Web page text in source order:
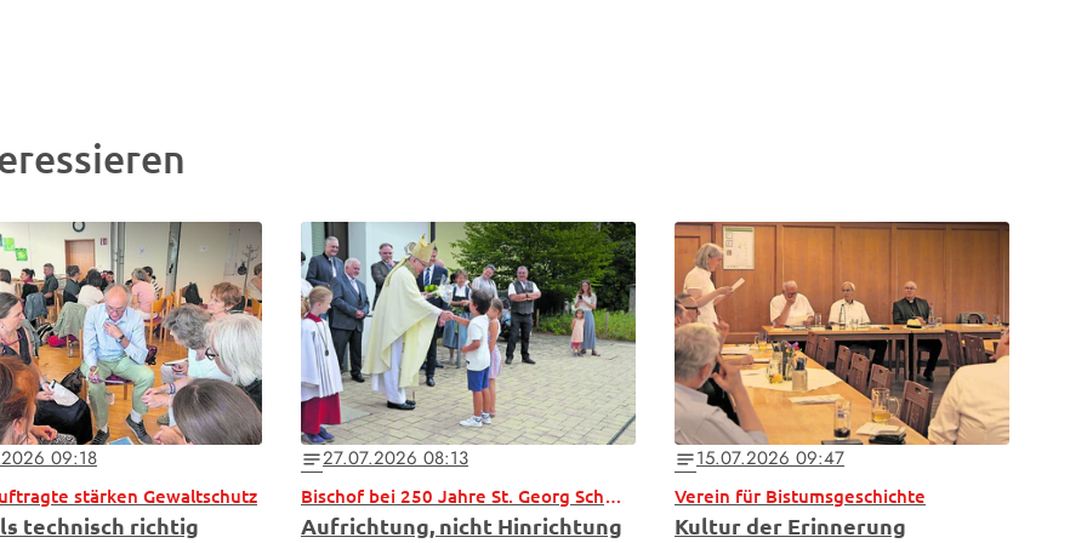
09:18
stärken Gewaltschutz
technisch richtig
notes27.07.2026 08:13
Bischof bei 250 Jahre St. Georg Schwabelweis
Aufrichtung, nicht Hinrichtung
notes15.07.2026 09:47
Verein für Bistumsgeschichte
Kultur der Erinnerung